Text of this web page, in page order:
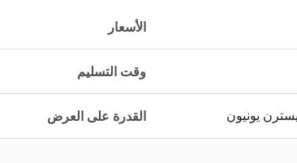
الأسعار
وقت التسليم
القدرة على العرض